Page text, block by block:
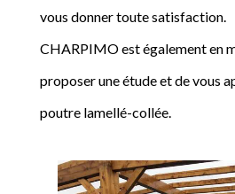
vous donner toute satisfaction.
CHARPIMO est également en
proposer une étude et de vous
poutre lamellé-collée.